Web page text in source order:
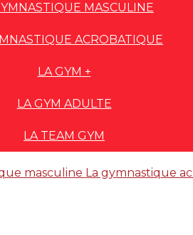
MASCULINE
ACROBATIQUE
LA GYM +
LA GYM ADULTE
LA TEAM GYM
masculine La gymnastique